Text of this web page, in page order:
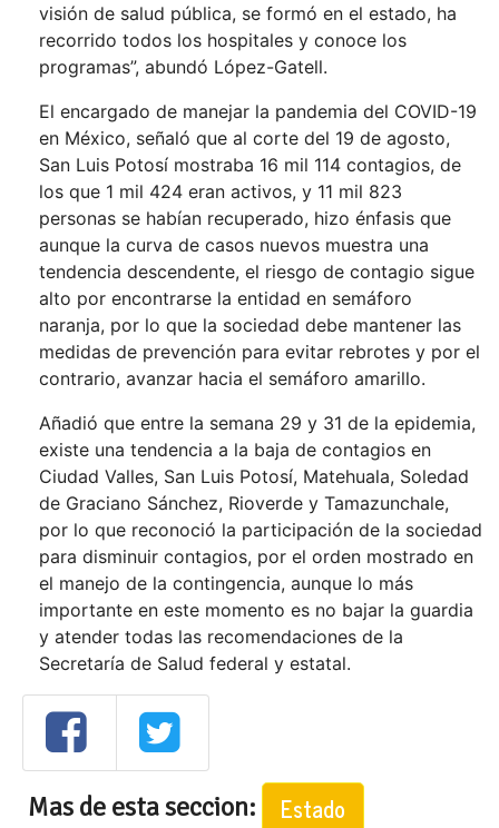
visión de salud pública, se formó en el estado, ha
recorrido todos los hospitales y conoce los
programas”, abundó López-Gatell.
El encargado de manejar la pandemia del COVID-19
en México, señaló que al corte del 19 de agosto,
San Luis Potosí mostraba 16 mil 114 contagios, de
los que 1 mil 424 eran activos, y 11 mil 823
personas se habían recuperado, hizo énfasis que
aunque la curva de casos nuevos muestra una
tendencia descendente, el riesgo de contagio sigue
alto por encontrarse la entidad en semáforo
naranja, por lo que la sociedad debe mantener las
medidas de prevención para evitar rebrotes y por el
contrario, avanzar hacia el semáforo amarillo.
Añadió que entre la semana 29 y 31 de la epidemia,
existe una tendencia a la baja de contagios en
Ciudad Valles, San Luis Potosí, Matehuala, Soledad
de Graciano Sánchez, Rioverde y Tamazunchale,
por lo que reconoció la participación de la sociedad
para disminuir contagios, por el orden mostrado en
el manejo de la contingencia, aunque lo más
importante en este momento es no bajar la guardia
y atender todas las recomendaciones de la
Secretaría de Salud federal y estatal.
Mas de esta seccion: Estado